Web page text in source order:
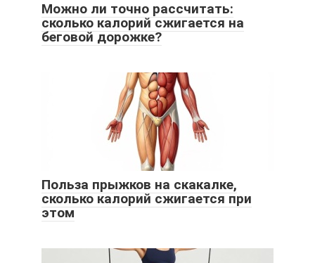
Можно ли точно рассчитать:
сколько калорий сжигается на
беговой дорожке?
Польза прыжков на скакалке,
сколько калорий сжигается при
этом